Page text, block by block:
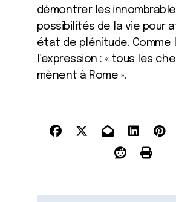
démontrer les
possibilités de la vie pour
état de plénitude. Comme
l’expression : « tous les
mènent à Rome ».